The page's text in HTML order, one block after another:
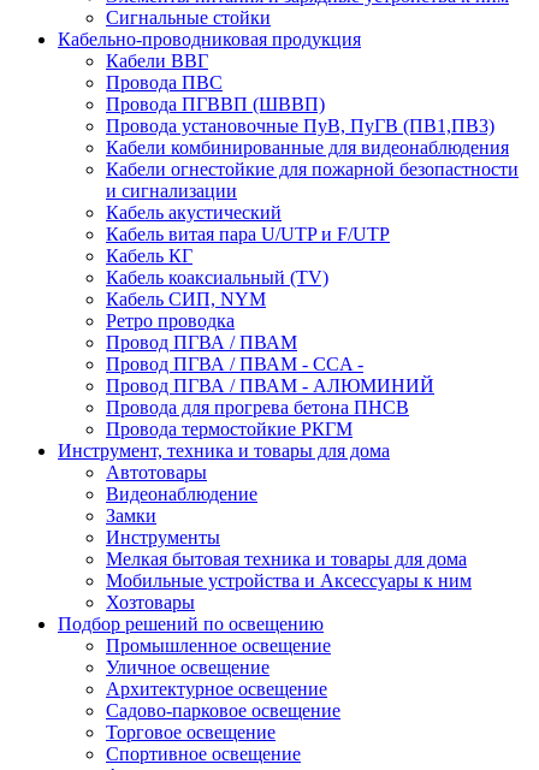
Сигнальные стойки
Кабельно-проводниковая продукция
Кабели ВВГ
Провода ПВС
Провода ПГВВП (ШВВП)
Провода установочные ПуВ, ПуГВ (ПВ1,ПВ3)
Кабели комбинированные для видеонаблюдения
Кабели огнестойкие для пожарной безопастности
и сигнализации
Кабель акустический
Кабель витая пара U/UTP и F/UTP
Кабель КГ
Кабель коаксиальный (TV)
Кабель СИП, NYM
Ретро проводка
Провод ПГВА / ПВАМ
Провод ПГВА / ПВАМ - CCA -
Провод ПГВА / ПВАМ - АЛЮМИНИЙ
Провода для прогрева бетона ПНСВ
Провода термостойкие РКГМ
Инструмент, техника и товары для дома
Автотовары
Видеонаблюдение
Замки
Инструменты
Мелкая бытовая техника и товары для дома
Мобильные устройства и Аксессуары к ним
Хозтовары
Подбор решений по освещению
Промышленное освещение
Уличное освещение
Архитектурное освещение
Садово-парковое освещение
Торговое освещение
Спортивное освещение